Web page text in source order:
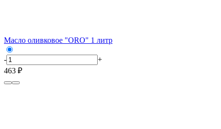
Масло оливковое "ORO" 1 литр
-
+
463 ₽